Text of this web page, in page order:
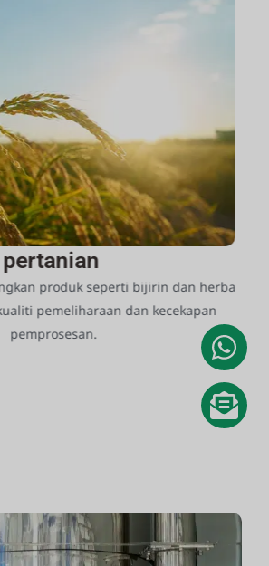
pertanian
produk seperti bijirin dan herba
pemeliharaan dan kecekapan
pemprosesan.